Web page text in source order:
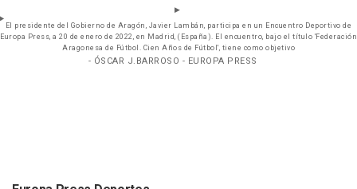
El presidente del Gobierno de Aragón, Javier Lambán, participa en un Encuentro Deportivo de
Europa Press, a 20 de enero de 2022, en Madrid, (España). El encuentro, bajo el título 'Federación
Aragonesa de Fútbol. Cien Años de Fútbol', tiene como objetivo
- ÓSCAR J.BARROSO - EUROPA PRESS